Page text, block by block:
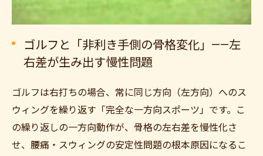
ゴルフと「非利き手側の骨格変化」——左
右差が生み出す慢性問題
ゴルフは右打ちの場合、常に同じ方向（左方向）へのス
ウィングを繰り返す「完全な一方向スポーツ」です。こ
の繰り返しの一方向動作が、骨格の左右差を慢性化さ
せ、腰痛・スウィングの安定性問題の根本原因になるこ